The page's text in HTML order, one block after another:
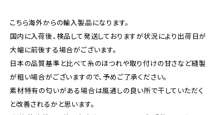
こちら海外からの輸入製品になります。
国内に入荷後、検品して発送しておりますが状況により出荷日が
大幅に前後する場合がございます。
日本の品質基準と比べて糸のほつれや取り付けの甘さなど縫製
が粗い場合がございますので、予めご了承ください。
素材特有の匂いがある場合は風通しの良い所で干していただく
と改善されるかと思います。